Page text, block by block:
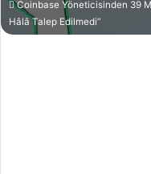
Coinbase Yöneticisinden 39
Hâlâ Talep Edilmedi”